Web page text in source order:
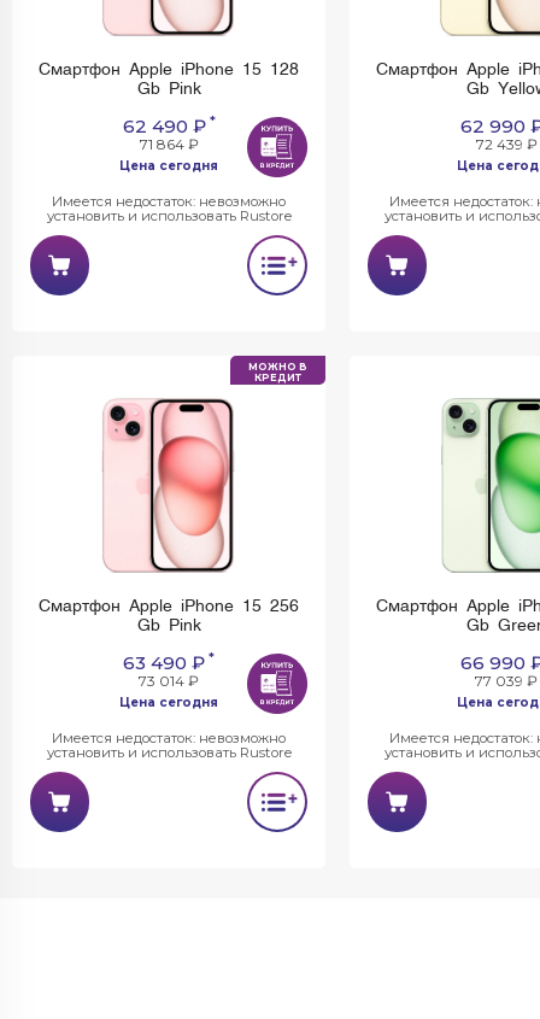
Смартфон Apple iPhone 15 128
Gb Pink
62 490 ₽*
71 864 ₽
Цена сегодня
Имеется недостаток: невозможно
установить и использовать Rustore
Смартфон Apple
Gb
62 990
72 439 ₽
Цена
Имеется
установить и
МОЖНО В
КРЕДИТ
Смартфон Apple iPhone 15 256
Gb Pink
63 490 ₽ *
73 014 ₽
Цена сегодня
Имеется недостаток: невозможно
установить и использовать Rustore
Смартфон Apple
Gb
66 990
77 039 ₽
Цена
Имеется
установить и